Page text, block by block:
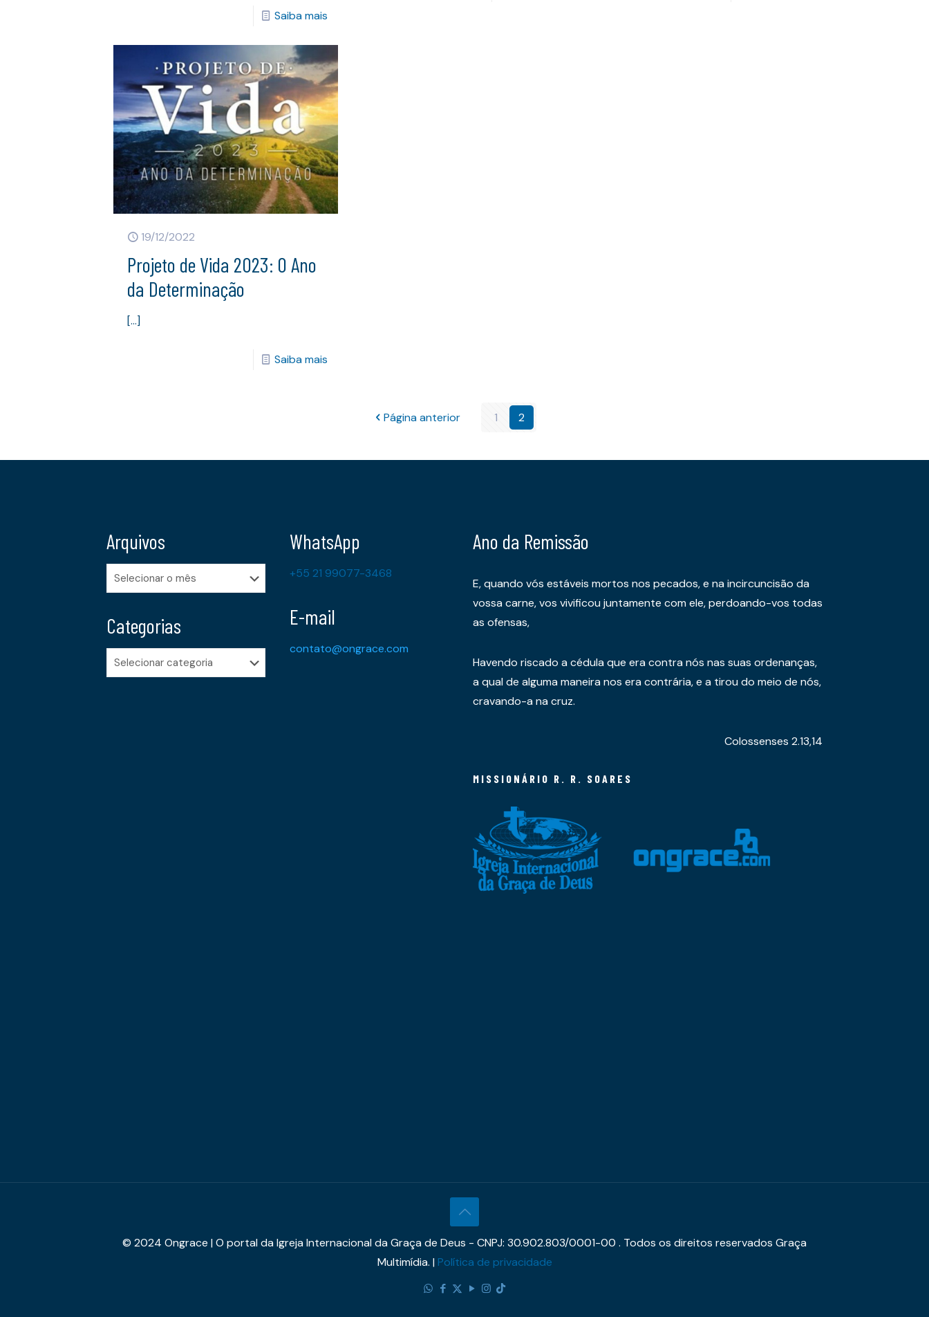
Saiba mais
19/12/2022
Projeto de Vida 2023: O Ano
da Determinação
[…]
Saiba mais
Página anterior 1 2
Arquivos
Arquivos
Categorias
Categorias
WhatsApp
+55 21 99077-3468
E-mail
contato@ongrace.com
Ano da Remissão
E, quando vós estáveis mortos nos pecados, e na incircuncisão da
vossa carne, vos vivificou juntamente com ele, perdoando-vos todas
as ofensas,
Havendo riscado a cédula que era contra nós nas suas ordenanças,
a qual de alguma maneira nos era contrária, e a tirou do meio de nós,
cravando-a na cruz.
Colossenses 2.13,14
MISSIONÁRIO R. R. SOARES
© 2024 Ongrace | O portal da Igreja Internacional da Graça de Deus - CNPJ: 30.902.803/0001-00 . Todos os direitos reservados Graça
Multimídia. |Política de privacidade